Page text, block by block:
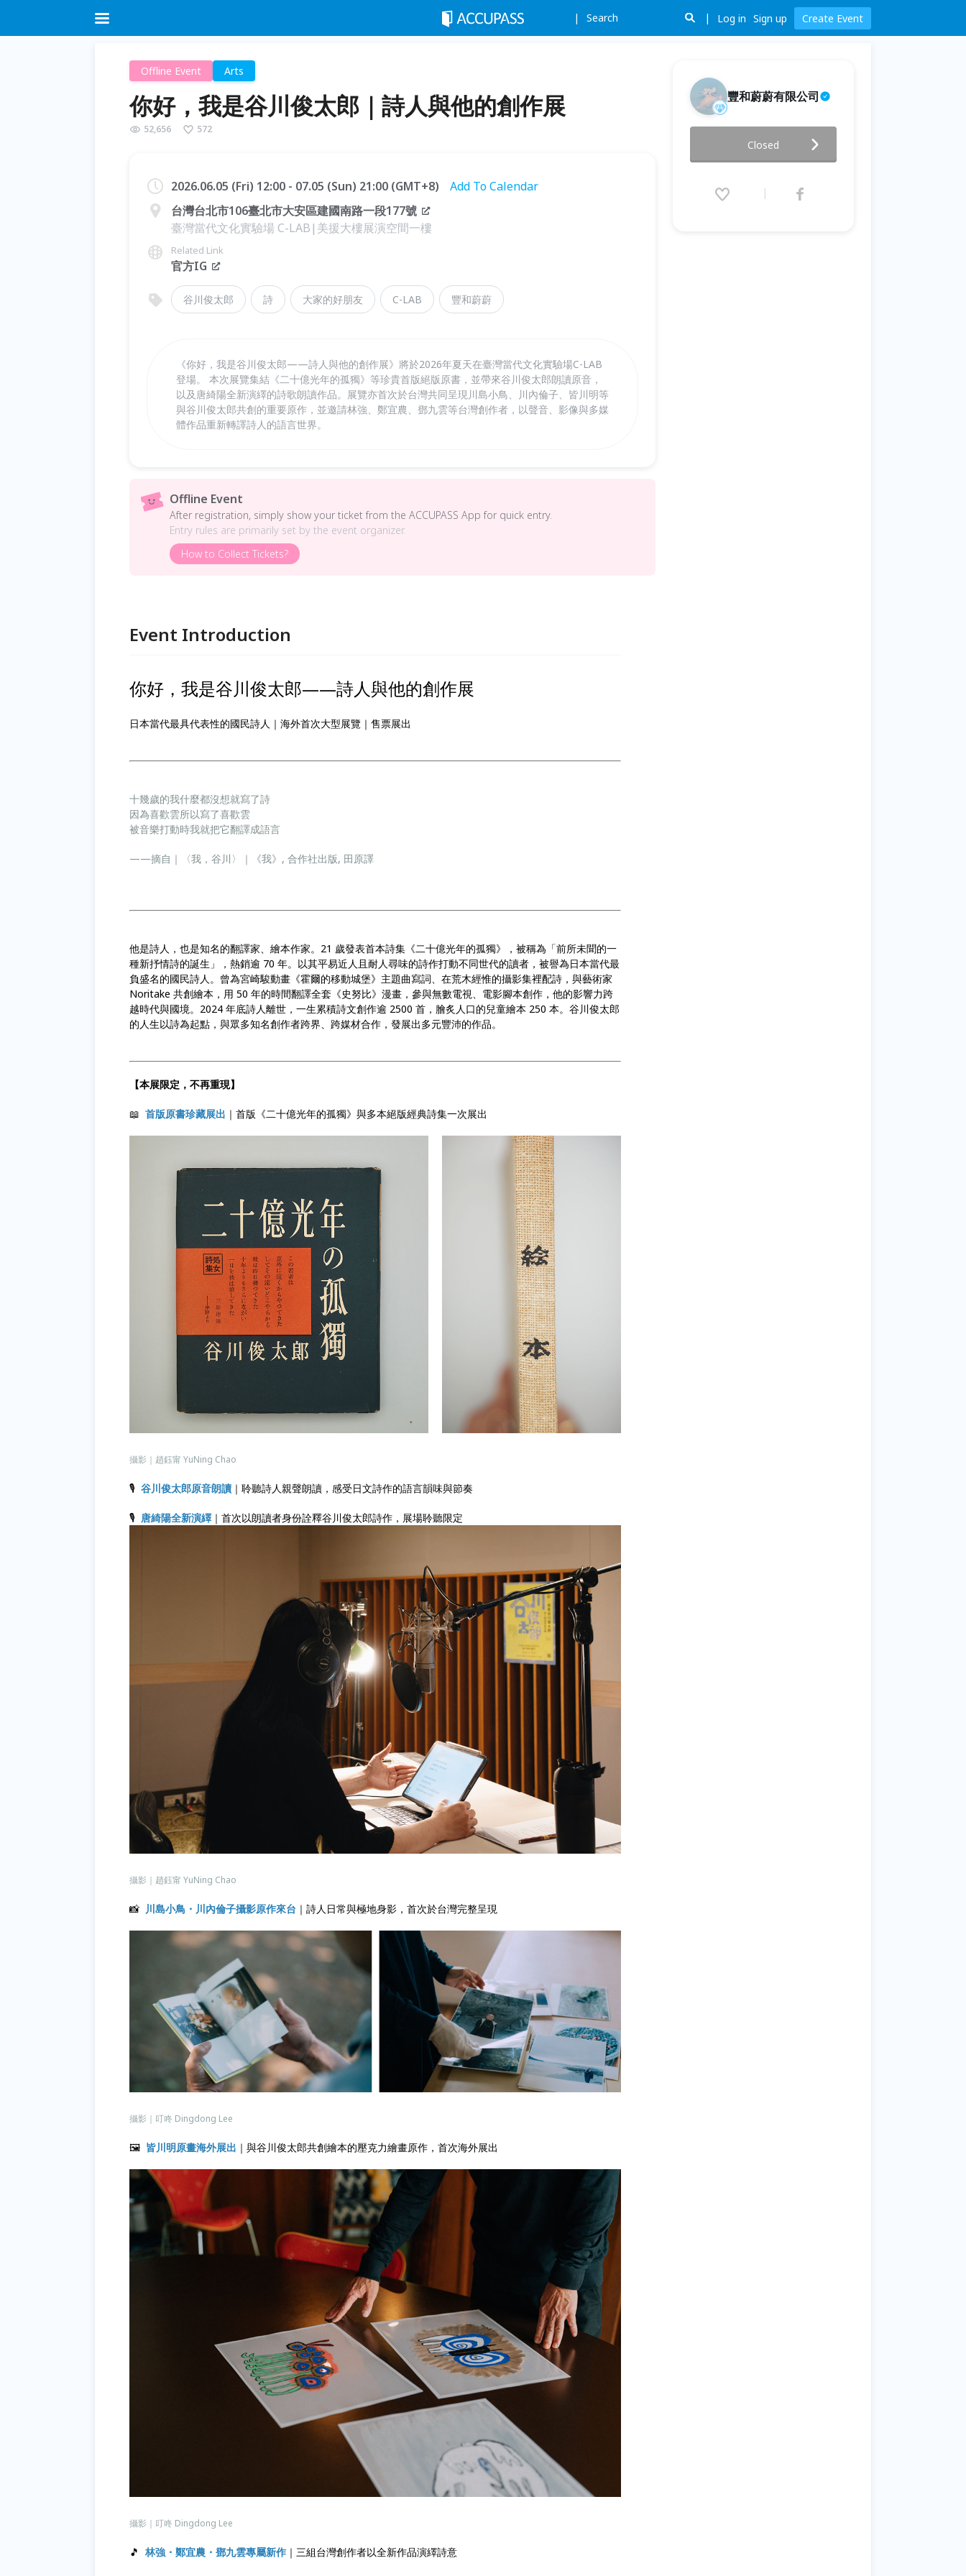
Search Log in Sign up Create Event
Offline Event Arts
你好，我是谷川俊太郎｜詩人與他的創作展
52,656 572
2026.06.05 (Fri) 12:00 - 07.05 (Sun) 21:00 (GMT+8)
Add To Calendar
台灣台北市106臺北市大安區建國南路一段177號
臺灣當代文化實驗場 C-LAB|美援大樓展演空間一樓
Related Link
官方IG
谷川俊太郎 詩 大家的好朋友 C-LAB 豐和蔚蔚
《你好，我是谷川俊太郎——詩人與他的創作展》將於2026年夏天在臺灣當代文化實驗場C-LAB
登場。 本次展覽集結《二十億光年的孤獨》等珍貴首版絕版原書，並帶來谷川俊太郎朗讀原音，
以及唐綺陽全新演繹的詩歌朗讀作品。展覽亦首次於台灣共同呈現川島小鳥、川內倫子、皆川明等
與谷川俊太郎共創的重要原作，並邀請林強、鄭宜農、鄧九雲等台灣創作者，以聲音、影像與多媒
體作品重新轉譯詩人的語言世界。
Offline Event
After registration, simply show your ticket from the ACCUPASS App for quick entry.
Entry rules are primarily set by the event organizer.
How to Collect Tickets?
Event Introduction
你好，我是谷川俊太郎——詩人與他的創作展
日本當代最具代表性的國民詩人｜海外首次大型展覽｜售票展出
十幾歲的我什麼都沒想就寫了詩
因為喜歡雲所以寫了喜歡雲
被音樂打動時我就把它翻譯成語言
——摘自｜〈我，谷川〉｜《我》, 合作社出版, 田原譯
他是詩人，也是知名的翻譯家、繪本作家。21 歲發表首本詩集《二十億光年的孤獨》，被稱為「前所未聞的一
種新抒情詩的誕生」，熱銷逾 70 年。以其平易近人且耐人尋味的詩作打動不同世代的讀者，被譽為日本當代最
負盛名的國民詩人。曾為宮崎駿動畫《霍爾的移動城堡》主題曲寫詞、在荒木經惟的攝影集裡配詩，與藝術家
Noritake 共創繪本，用 50 年的時間翻譯全套《史努比》漫畫，參與無數電視、電影腳本創作，他的影響力跨
越時代與國境。2024 年底詩人離世，一生累積詩文創作逾 2500 首，膾炙人口的兒童繪本 250 本。谷川俊太郎
的人生以詩為起點，與眾多知名創作者跨界、跨媒材合作，發展出多元豐沛的作品。
【本展限定，不再重現】
📖 首版原書珍藏展出 ｜首版《二十億光年的孤獨》與多本絕版經典詩集一次展出
攝影｜趙鈺甯 YuNing Chao
🎙 谷川俊太郎原音朗讀 ｜聆聽詩人親聲朗讀，感受日文詩作的語言韻味與節奏
🎙 唐綺陽全新演繹 ｜首次以朗讀者身份詮釋谷川俊太郎詩作，展場聆聽限定
攝影｜趙鈺甯 YuNing Chao
📸 川島小鳥 ・川內倫子攝影原作來台 ｜詩人日常與極地身影，首次於台灣完整呈現
攝影｜叮咚 Dingdong Lee
🖼 皆川明原畫海外展出 ｜與谷川俊太郎共創繪本的壓克力繪畫原作，首次海外展出
攝影｜叮咚 Dingdong Lee
🎵 林強 ・鄭宜農・鄧九雲專屬新作 ｜三組台灣創作者以全新作品演繹詩意
豐和蔚蔚有限公司
2026.06.05 (Fri) 12:00 - 07.05
Closed